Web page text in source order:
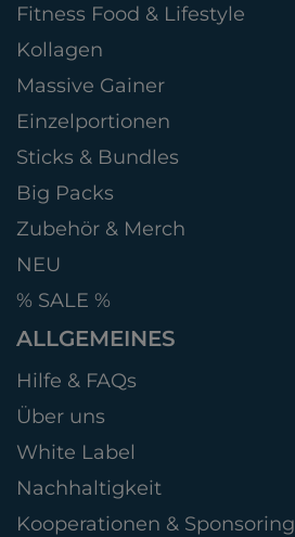
Fitness Food & Lifestyle
Kollagen
Massive Gainer
Einzelportionen
Sticks & Bundles
Big Packs
Zubehör & Merch
NEU
% SALE %
ALLGEMEINES
Hilfe & FAQs
Über uns
White Label
Nachhaltigkeit
Kooperationen & Sponsoring